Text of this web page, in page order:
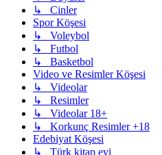
↳ Cinler
Spor Köşesi
↳ Voleybol
↳ Futbol
↳ Basketbol
Video ve Resimler Köşesi
↳ Videolar
↳ Resimler
↳ Videolar 18+
↳ Korkunç Resimler +18
Edebiyat Köşesi
↳ Türk kitap evi